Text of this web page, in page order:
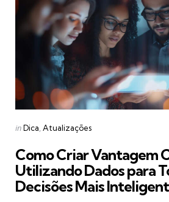
Categories
Posted
inDica Atualizações
Como Criar Vantagem
Utilizando Dados para
Decisões Mais